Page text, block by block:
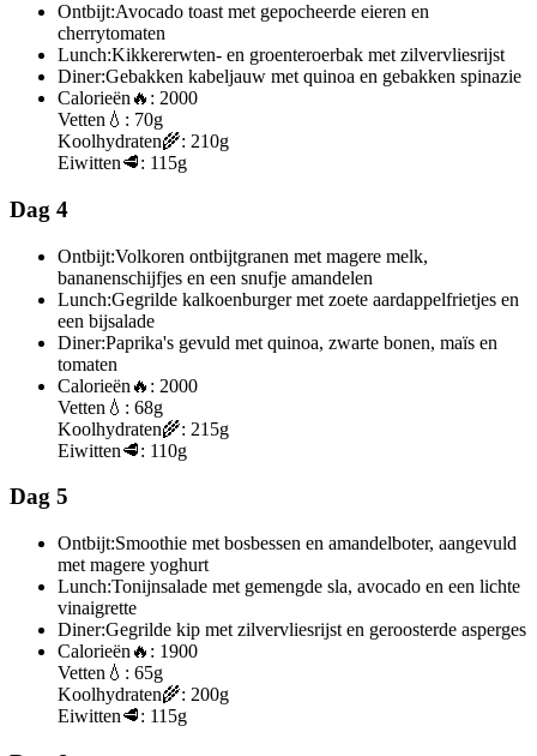
Ontbijt:Avocado toast met gepocheerde eieren en
cherrytomaten
Lunch:Kikkererwten- en groenteroerbak met zilvervliesrijst
Diner:Gebakken kabeljauw met quinoa en gebakken spinazie
Calorieën 🔥: 2000
Vetten 💧: 70g
Koolhydraten🌾: 210g
Eiwitten🥩: 115g
Dag 4
Ontbijt:Volkoren ontbijtgranen met magere melk,
bananenschijfjes en een snufje amandelen
Lunch:Gegrilde kalkoenburger met zoete aardappelfrietjes en
een bijsalade
Diner:Paprika's gevuld met quinoa, zwarte bonen, maïs en
tomaten
Calorieën 🔥: 2000
Vetten 💧: 68g
Koolhydraten🌾: 215g
Eiwitten🥩: 110g
Dag 5
Ontbijt:Smoothie met bosbessen en amandelboter, aangevuld
met magere yoghurt
Lunch:Tonijnsalade met gemengde sla, avocado en een lichte
vinaigrette
Diner:Gegrilde kip met zilvervliesrijst en geroosterde asperges
Calorieën 🔥: 1900
Vetten 💧: 65g
Koolhydraten🌾: 200g
Eiwitten🥩: 115g